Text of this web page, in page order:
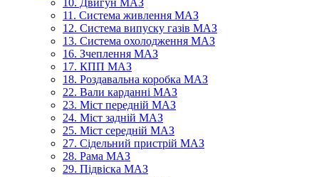
10. Двигун МАЗ
11. Система живлення МАЗ
12. Система випуску газів МАЗ
13. Система охолодження МАЗ
16. Зчеплення МАЗ
17. КПП МАЗ
18. Роздавальна коробка МАЗ
22. Вали карданні МАЗ
23. Міст передній МАЗ
24. Міст задній МАЗ
25. Міст середній МАЗ
27. Сідельний пристрій МАЗ
28. Рама МАЗ
29. Підвіска МАЗ